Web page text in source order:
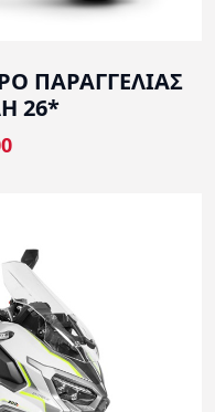
ΠΑΡΑΓΓΕΛΙΑΣ
26*